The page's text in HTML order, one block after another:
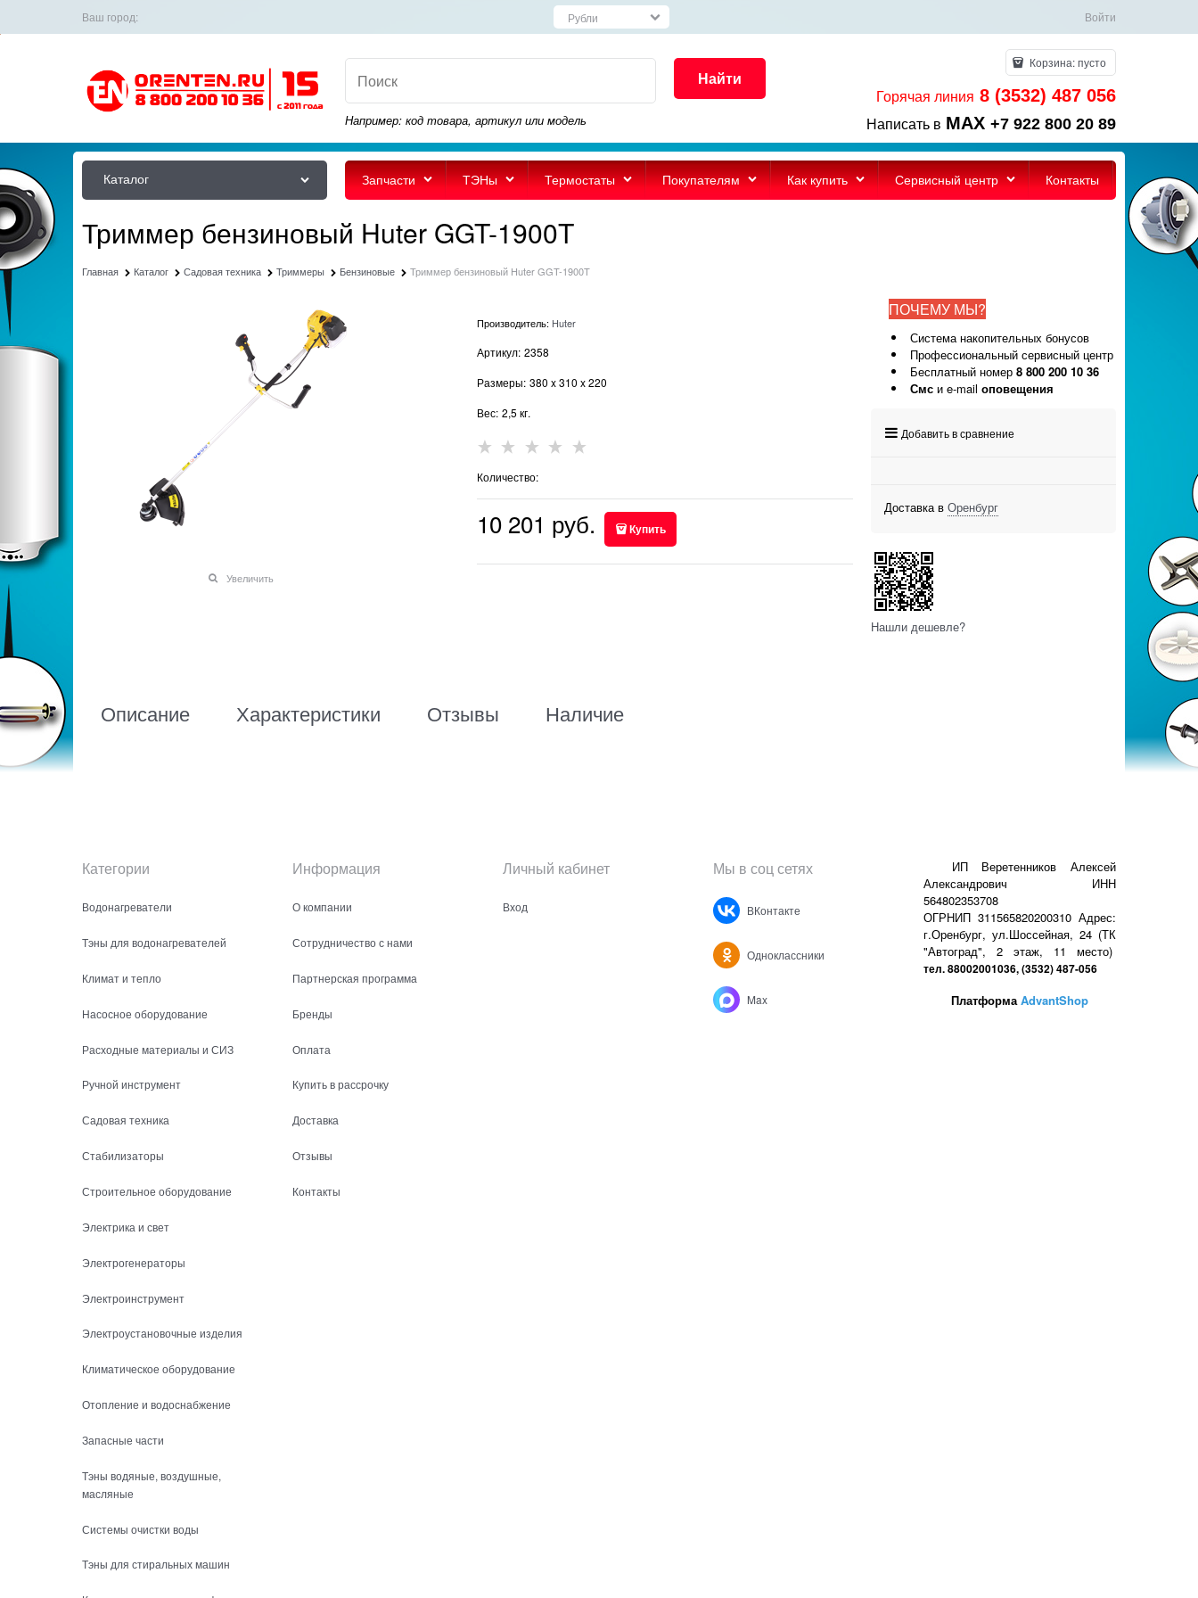
Ваш город: Войти
Найти
Например: код товара, артикул или модель
Корзина:пусто
Горячая линия 8 (3532) 487 056
Написать в MAX +7 922 800 20 89
Каталог Запчасти ТЭНы Термостаты Покупателям Как купить Сервисный центр Контакты
Триммер бензиновый Huter GGT-1900T
Главная Каталог Садовая техника Триммеры Бензиновые Триммер бензиновый Huter GGT-1900T
Увеличить
Производитель: Huter
Артикул: 2358
Размеры: 380 x310 x220
Вес: 2,5 кг.
Количество:
10 201 руб. Купить
Описание Характеристики Отзывы Наличие
ПОЧЕМУ МЫ?
Система накопительных бонусов
Профессиональный сервисный центр
Бесплатный номер 8 800 200 10 36
Смс и e-mail оповещения
Добавить в сравнение
Доставка в Оренбург
Нашли дешевле?
Категории
Водонагреватели
Тэны для водонагревателей
Климат и тепло
Насосное оборудование
Расходные материалы и СИЗ
Ручной инструмент
Садовая техника
Стабилизаторы
Строительное оборудование
Электрика и свет
Электрогенераторы
Электроинструмент
Электроустановочные изделия
Климатическое оборудование
Отопление и водоснабжение
Запасные части
Тэны водяные, воздушные,
масляные
Системы очистки воды
Тэны для стиральных машин
Информация
О компании
Сотрудничество с нами
Партнерская программа
Бренды
Оплата
Купить в рассрочку
Доставка
Отзывы
Контакты
Личный кабинет
Вход
Мы в соц сетях
ВКонтакте
Одноклассники
Max
ИП Веретенников Алексей
Александрович ИНН
564802353708
ОГРНИП 311565820200310 Адрес:
г.Оренбург, ул.Шоссейная, 24 (ТК
"Автоград", 2 этаж, 11 место)
тел. 88002001036, (3532) 487-056
ПлатформаAdvantShop